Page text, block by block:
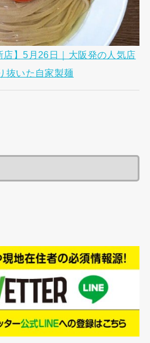
店】5月26日｜大阪発の人気店
抜いた自家製麺